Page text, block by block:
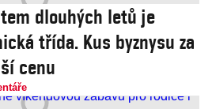
dlouhých letů je
třída. Kus byznysu za
cenu